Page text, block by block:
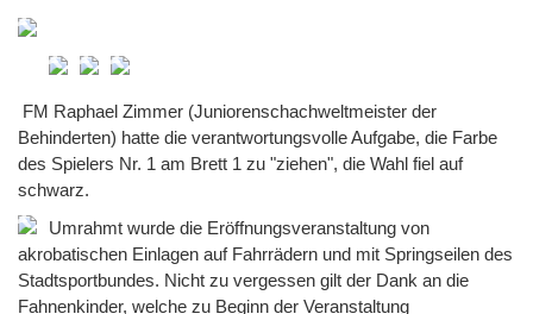
FM Raphael Zimmer (Juniorenschachweltmeister der
Behinderten) hatte die verantwortungsvolle Aufgabe, die Farbe
des Spielers Nr. 1 am Brett 1 zu "ziehen", die Wahl fiel auf
schwarz.
Umrahmt wurde die Eröffnungsveranstaltung von
akrobatischen Einlagen auf Fahrrädern und mit Springseilen des
Stadtsportbundes. Nicht zu vergessen gilt der Dank an die
Fahnenkinder, welche zu Beginn der Veranstaltung